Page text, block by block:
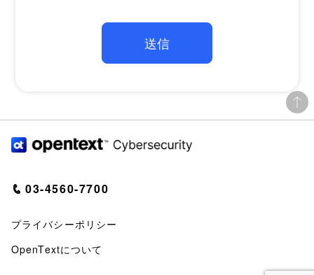
03-4560-7700
プライバシーポリシー
OpenTextについて